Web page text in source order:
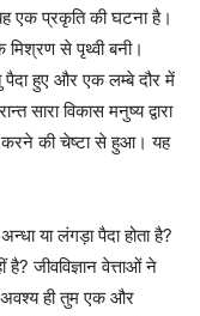
एक प्रकृति की घटना है।
मिश्रण से पृथ्वी बनी।
हुए और एक लम्बे दौर में
सारा विकास मनुष्य द्वारा
करने की चेष्टा से हुआ। यह
या लंगड़ा पैदा होता है?
जीवविज्ञान वेत्ताओं ने
अवश्य ही तुम एक और